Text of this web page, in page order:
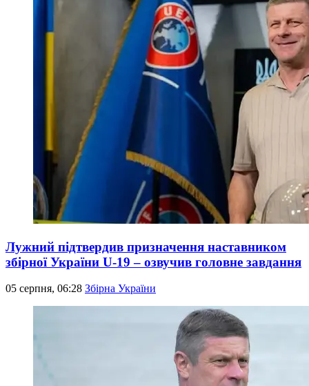
Лужний підтвердив призначення наставником
збірної України U-19 – озвучив головне завдання
05 серпня, 06:28 Збірна України